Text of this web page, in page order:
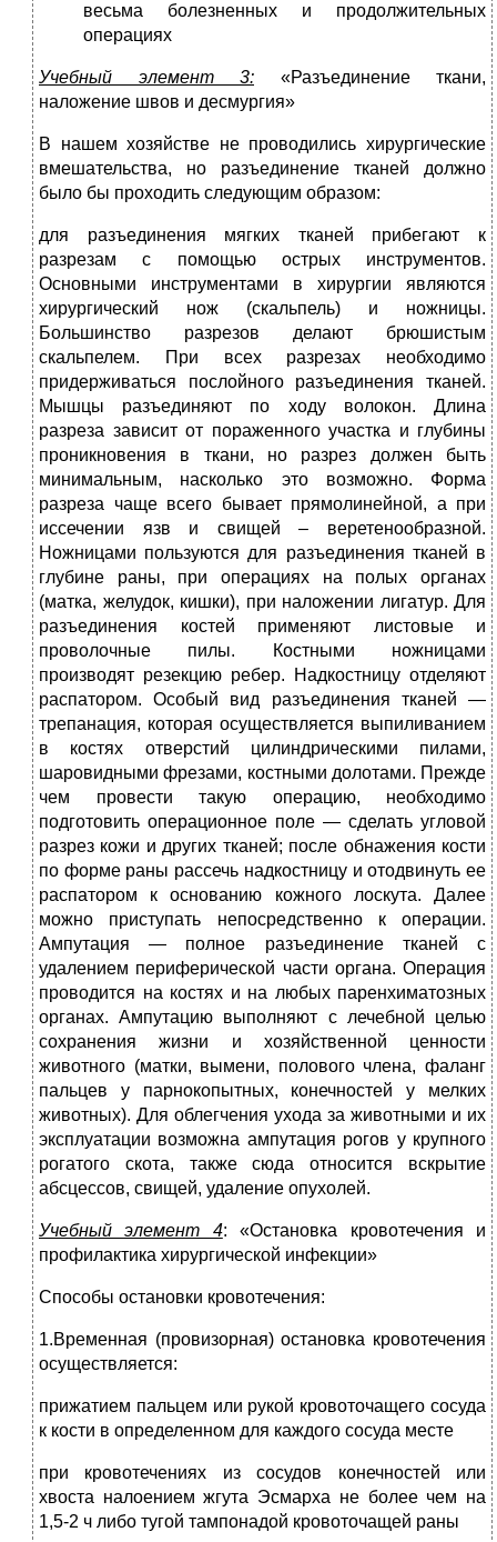
весьма болезненных и продолжительных
операциях
Учебный элемент 3: «Разъединение ткани,
наложение швов и десмургия»
В нашем хозяйстве не проводились хирургические
вмешательства, но разъединение тканей должно
было бы проходить следующим образом:
для разъединения мягких тканей прибегают к
разрезам с помощью острых инструментов.
Основными инструментами в хирургии являются
хирургический нож (скальпель) и ножницы.
Большинство разрезов делают брюшистым
скальпелем. При всех разрезах необходимо
придерживаться послойного разъединения тканей.
Мышцы разъединяют по ходу волокон. Длина
разреза зависит от пораженного участка и глубины
проникновения в ткани, но разрез должен быть
минимальным, насколько это возможно. Форма
разреза чаще всего бывает прямолинейной, а при
иссечении язв и свищей – веретенообразной.
Ножницами пользуются для разъединения тканей в
глубине раны, при операциях на полых органах
(матка, желудок, кишки), при наложении лигатур. Для
разъединения костей применяют листовые и
проволочные пилы. Костными ножницами
производят резекцию ребер. Надкостницу отделяют
распатором. Особый вид разъединения тканей —
трепанация, которая осуществляется выпиливанием
в костях отверстий цилиндрическими пилами,
шаровидными фрезами, костными долотами. Прежде
чем провести такую операцию, необходимо
подготовить операционное поле — сделать угловой
разрез кожи и других тканей; после обнажения кости
по форме раны рассечь надкостницу и отодвинуть ее
распатором к основанию кожного лоскута. Далее
можно приступать непосредственно к операции.
Ампутация — полное разъединение тканей с
удалением периферической части органа. Операция
проводится на костях и на любых паренхиматозных
органах. Ампутацию выполняют с лечебной целью
сохранения жизни и хозяйственной ценности
животного (матки, вымени, полового члена, фаланг
пальцев у парнокопытных, конечностей у мелких
животных). Для облегчения ухода за животными и их
эксплуатации возможна ампутация рогов у крупного
рогатого скота, также сюда относится вскрытие
абсцессов, свищей, удаление опухолей.
Учебный элемент 4: «Остановка кровотечения и
профилактика хирургической инфекции»
Способы остановки кровотечения:
1.Временная (провизорная) остановка кровотечения
осуществляется:
прижатием пальцем или рукой кровоточащего сосуда
к кости в определенном для каждого сосуда месте
при кровотечениях из сосудов конечностей или
хвоста налоением жгута Эсмарха не более чем на
1,5-2 ч либо тугой тампонадой кровоточащей раны